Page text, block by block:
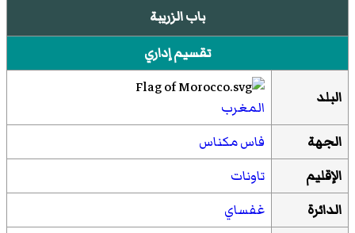
باب الزريبة
تقسيم إداري
البلد
المغرب
الجهة
فاس مكناس
الإقليم
تاونات
الدائرة
غفساي